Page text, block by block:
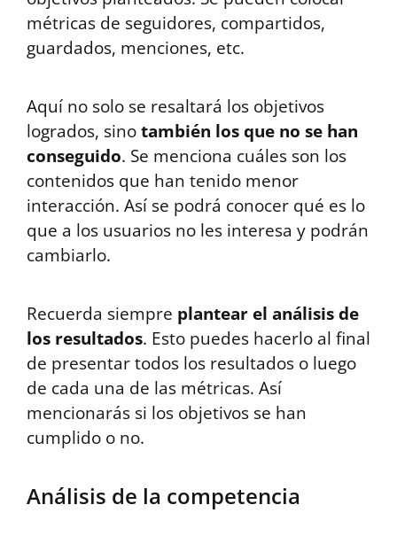
métricas de seguidores, compartidos,
guardados, menciones, etc.
Aquí no solo se resaltará los objetivos
logrados, sinotambién los que no se han
conseguido. Se menciona cuáles son los
contenidos que han tenido menor
interacción. Así se podrá conocer qué es lo
que a los usuarios no les interesa y podrán
cambiarlo.
Recuerda siempre plantear el análisis de
los resultados. Esto puedes hacerlo al final
de presentar todos los resultados o luego
de cada una de las métricas. Así
mencionarás si los objetivos se han
cumplido o no.
Análisis de la competencia